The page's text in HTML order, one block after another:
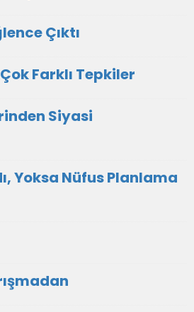
Çıktı
Farklı Tepkiler
Siyasi
Yoksa Nüfus Planlama